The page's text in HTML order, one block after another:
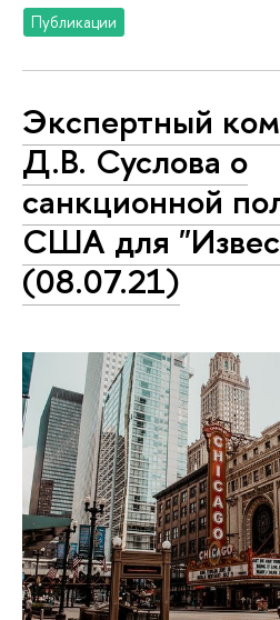
Публикации
Экспертный
Д.В. Суслова о
санкционной
США для
(08.07.21)